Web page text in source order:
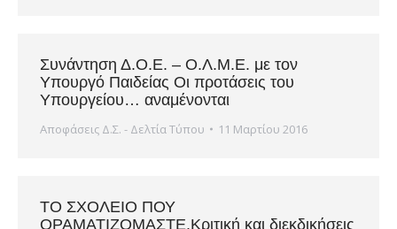
Συνάντηση Δ.Ο.Ε. – Ο.Λ.Μ.Ε. με τον
Υπουργό Παιδείας Οι προτάσεις του
Υπουργείου… αναμένονται
Αποφάσεις Δ.Σ. - Δελτία Τύπου 11 Μαρτίου 2016
ΤΟ ΣΧΟΛΕΙΟ ΠΟΥ
ΟΡΑΜΑΤΙΖΟΜΑΣΤΕ.Κριτική και διεκδικήσεις